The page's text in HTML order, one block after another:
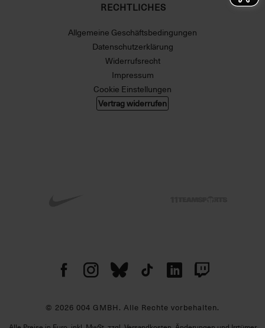
RECHTLICHES
Allgemeine Geschäftsbedingungen
Datenschutzerklärung
Widerrufsrecht
Impressum
Cookie Einstellungen
Vertrag widerrufen
© 2026 004 GMBH. Alle Rechte vorbehalten.